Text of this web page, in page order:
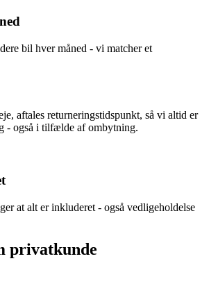
bil hver måned - vi matcher et
aftales returneringstidspunkt, så vi altid er
- også i tilfælde af ombytning.
at alt er inkluderet - også vedligeholdelse
privatkunde